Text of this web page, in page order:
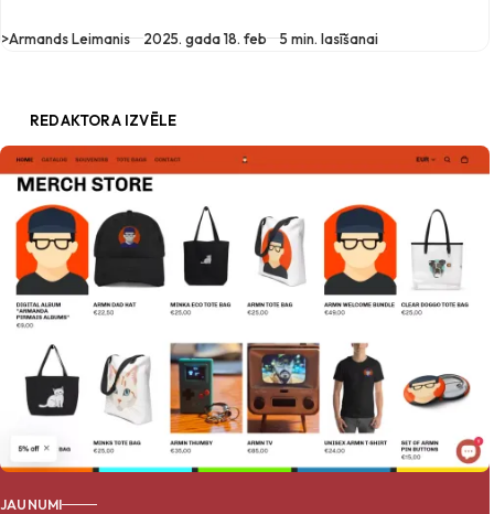
saspiest attēlus, ko
>Armands Leimanis 2025. gada 18. feb 5 min. lasīšanai
REDAKTORA IZVĒLE
JAUNUMI